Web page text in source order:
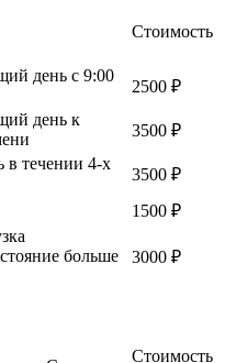
Стоимость
день с 9:00
2500 ₽
день к
3500 ₽
в течении 4-х
3500 ₽
1500 ₽
больше
3000 ₽
Стоимость